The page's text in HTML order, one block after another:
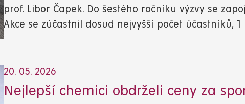
prof. Libor Čapek. Do šestého ročníku výzvy se
Akce se zúčastnil dosud nejvyšší počet účastníků, 1
20. 05. 2026
Nejlepší chemici obdrželi ceny za